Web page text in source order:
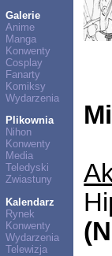
Galerie
Anime
Manga
Konwenty
Cosplay
Fanarty
Komiksy
Wydarzenia
Plikownia
Nihon
Konwenty
Media
Teledyski
Zwiastuny
Kalendarz
Rynek
Konwenty
Wydarzenia
Telewizja